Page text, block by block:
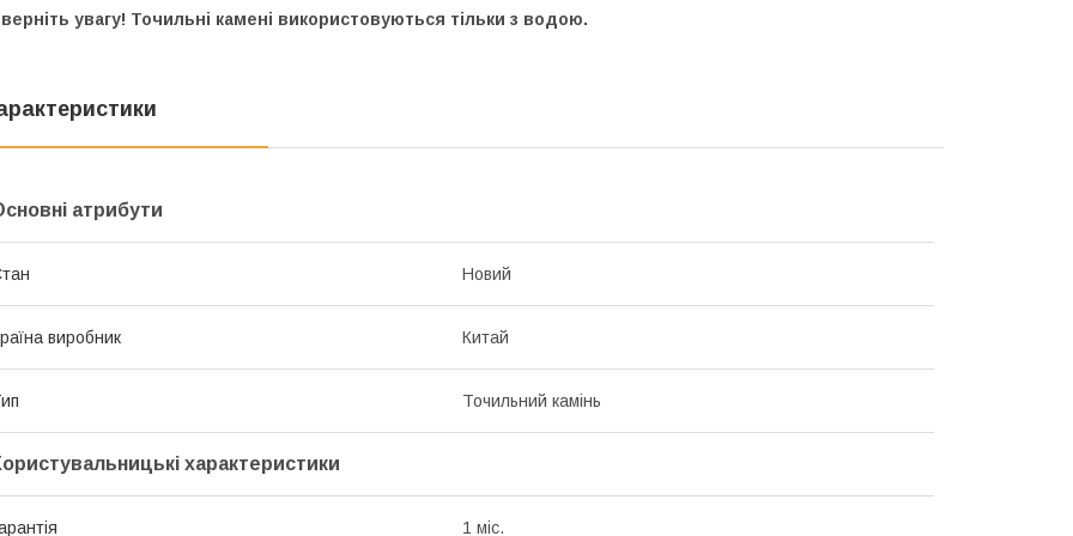
увагу! Точильні камені використовуються тільки з водою.
атрибути
Новий
виробник Китай
Точильний камінь
характеристики
1 міс.